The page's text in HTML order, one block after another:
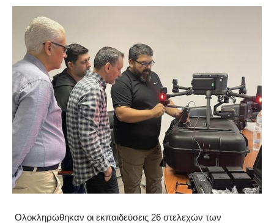
Ολοκληρώθηκαν οι εκπαιδεύσεις 26 στελεχών των